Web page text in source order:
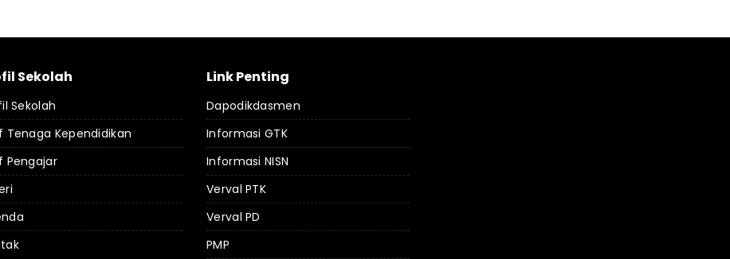
Sekolah
Sekolah
Tenaga Kependidikan
Pengajar
Link Penting
Dapodikdasmen
Informasi GTK
Informasi NISN
Verval PTK
Verval PD
PMP